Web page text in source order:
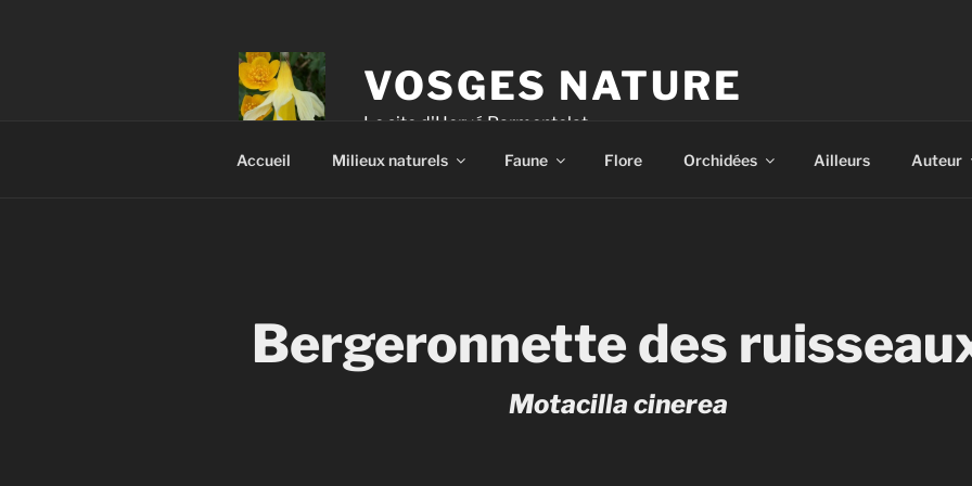
VOSGES NATURE
Le site d'Hervé Parmentelat
Accueil Milieux naturels Faune Flore Orchidées Ailleurs Auteur
Bergeronnette des
Motacilla cinerea